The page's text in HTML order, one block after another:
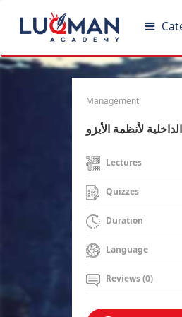
Management
لأنظمة الأيزو
Lectures
Quizzes
Duration
Language
Reviews (0)